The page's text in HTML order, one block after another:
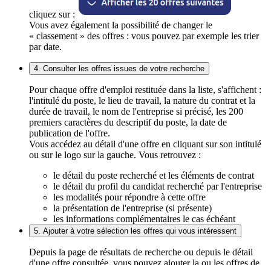
cliquez sur :
Vous avez également la possibilité de changer le
« classement » des offres : vous pouvez par exemple les trier
par date.
4. Consulter les offres issues de votre recherche
Pour chaque offre d'emploi restituée dans la liste, s'affichent :
l'intitulé du poste, le lieu de travail, la nature du contrat et la
durée de travail, le nom de l'entreprise si précisé, les 200
premiers caractères du descriptif du poste, la date de
publication de l'offre.
Vous accédez au détail d'une offre en cliquant sur son intitulé
ou sur le logo sur la gauche. Vous retrouvez :
le détail du poste recherché et les éléments de contrat
le détail du profil du candidat recherché par l'entreprise
les modalités pour répondre à cette offre
la présentation de l'entreprise (si présente)
les informations complémentaires le cas échéant
5. Ajouter à votre sélection les offres qui vous intéressent
Depuis la page de résultats de recherche ou depuis le détail
d'une offre consultée, vous pouvez ajouter la ou les offres de